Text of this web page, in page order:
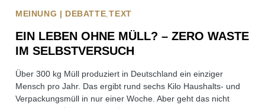
MEINUNG | DEBATTE TEXT
EIN LEBEN OHNE MÜLL? – ZERO WASTE
IM SELBSTVERSUCH
Über 300 kg Müll produziert in Deutschland ein einziger
Mensch pro Jahr. Das ergibt rund sechs Kilo Haushalts- und
Verpackungsmüll in nur einer Woche. Aber geht das nicht